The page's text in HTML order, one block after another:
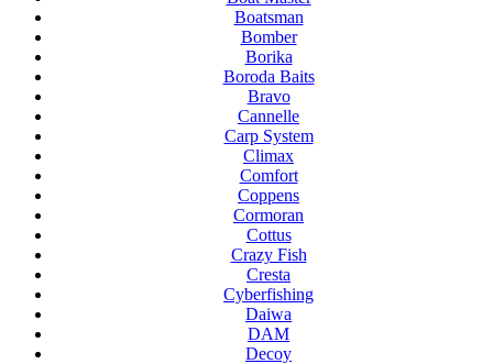
Boatsman
Bomber
Borika
Boroda Baits
Bravo
Cannelle
Carp System
Climax
Comfort
Coppens
Cormoran
Cottus
Crazy Fish
Cresta
Cyberfishing
Daiwa
DAM
Decoy